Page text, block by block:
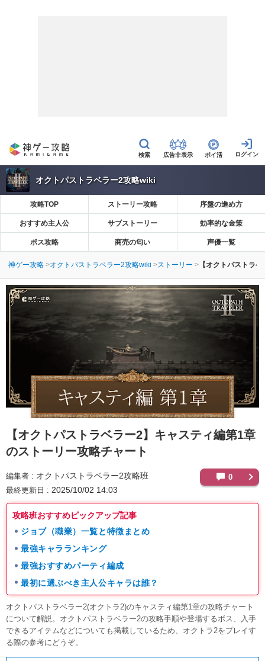
広告非表示 ポイ活
オクトパストラベラー2攻略wiki
攻略TOP ストーリー攻略 序盤の進め方
おすすめ主人公 サブストーリー 効率的な金策
ボス攻略 商売の匂い 声優一覧
神ゲー攻略 オクトパストラベラー2攻略wiki ストーリー 【オクトパストラ
【オクトパストラベラー2】 キャスティ編第1章
のストーリー攻略チャート
編集者 オクトパストラベラー2攻略班
最終更新日 2025/10/02 14:03
0
攻略班おすすめピックアップ記事
ジョブ（職業）一覧と特徴まとめ
最強キャラランキング
最強おすすめパーティ編成
最初に選ぶべき主人公キャラは誰？
オクトパストラベラー2(オクトラ2)のキャスティ編第1章の攻略チャート
について解説。オクトパストラベラー2の攻略手順や登場するボス、入手
できるアイテムなどについても掲載しているため、オクトラ2をプレイす
る際の参考にどうぞ。